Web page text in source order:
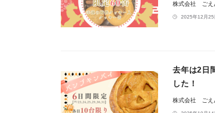
株式会社 ごえ
2025年12月25
去年は2日
した！
株式会社 ごえ